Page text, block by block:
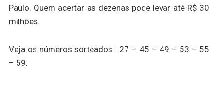
Paulo. Quem acertar as dezenas pode levar até R$ 30
milhões.
Veja os números sorteados: 27 – 45 – 49 – 53 – 55
– 59.